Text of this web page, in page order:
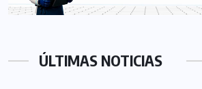
ÚLTIMAS NOTICIAS